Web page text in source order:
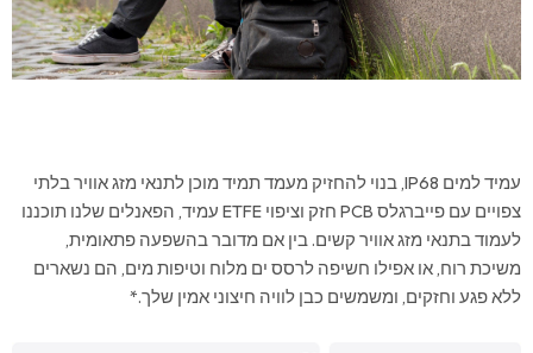
עמיד למים IP68, בנוי להחזיק מעמד תמיד מוכן לתנאי מזג אוויר בלתי
צפויים עם פייברגלס PCB חזק וציפוי ETFE עמיד, הפאנלים שלנו תוכננו
לעמוד בתנאי מזג אוויר קשים. בין אם מדובר בהשפעה פתאומית,
משיכת רוח, או אפילו חשיפה לרסס ים מלוח וטיפות מים, הם נשארים
ללא פגע וחזקים, ומשמשים כבן לוויה חיצוני אמין שלך.*